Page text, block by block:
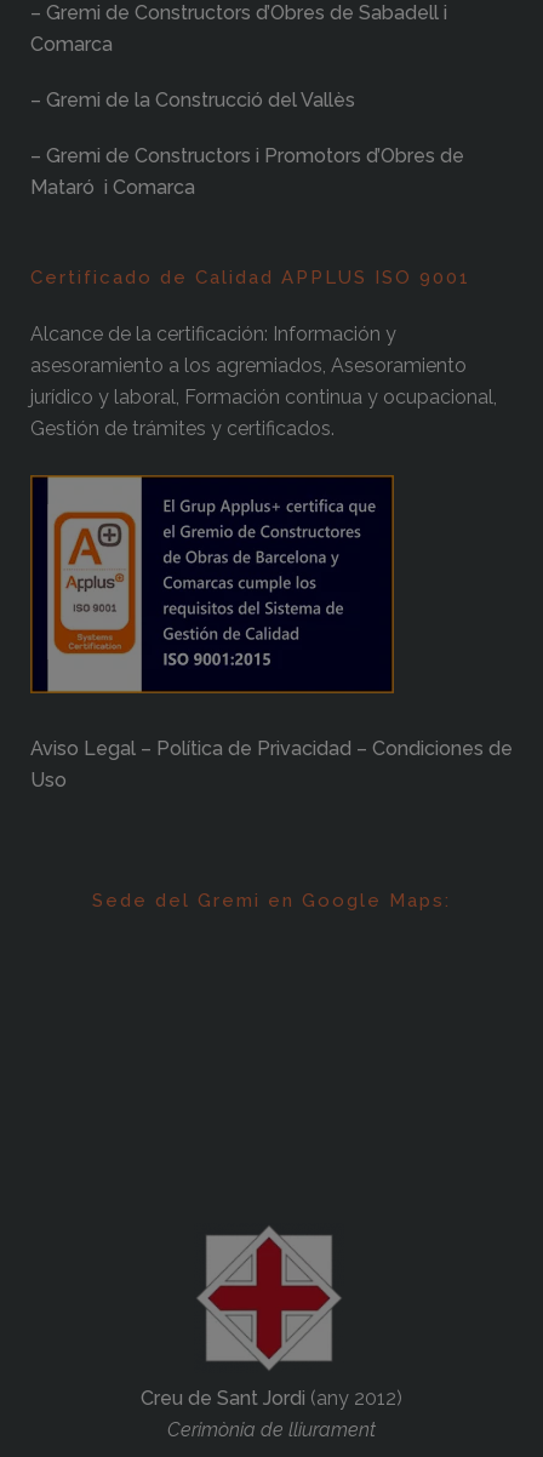
– Gremi de Constructors d’Obres de Sabadell i
Comarca
– Gremi de la Construcció del Vallès
– Gremi de Constructors i Promotors d’Obres de
Mataró i Comarca
Certificado de Calidad APPLUS ISO 9001
Alcance de la certificación: Información y
asesoramiento a los agremiados, Asesoramiento
jurídico y laboral, Formación continua y ocupacional,
Gestión de trámites y certificados.
Aviso Legal – Política de Privacidad – Condiciones de
Uso
Sede del Gremi en Google Maps:
Creu de Sant Jordi (any 2012)
Cerimònia de lliurament